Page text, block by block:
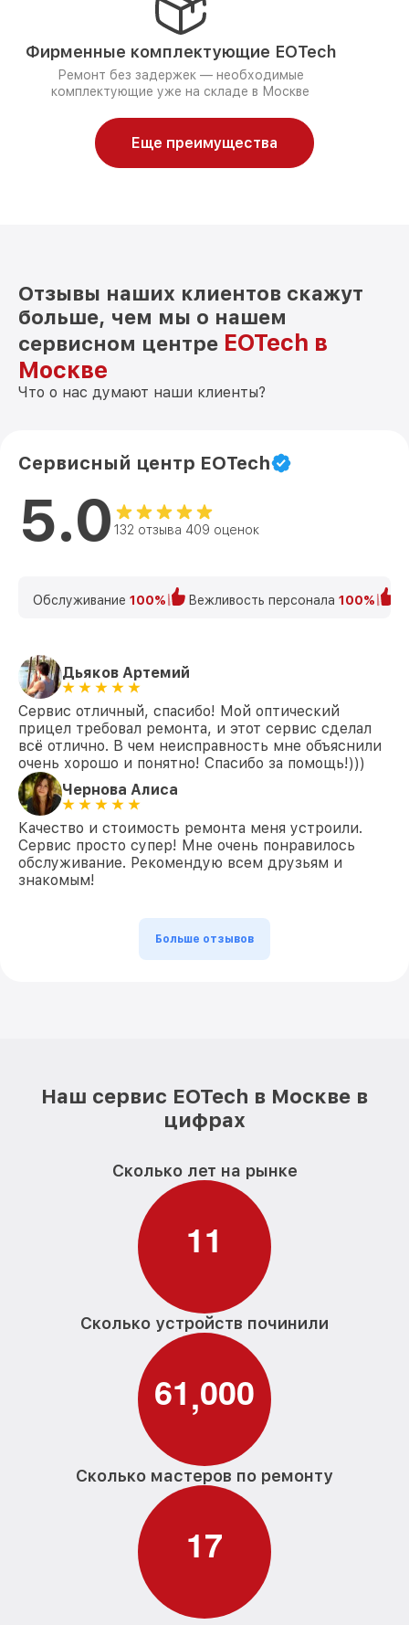
Фирменные комплектующие EOTech
Ремонт без задержек — необходимые
комплектующие уже на складе в Москве
Еще преимущества
Отзывы наших клиентов скажут
больше, чем мы о нашем
сервисном центре EOTech в
Москве
Что о нас думают наши клиенты?
Сервисный центр EOTech
5.0 132 отзыва 409 оценок
Обслуживание 100% Вежливость персонала 100%
Дьяков Артемий
Сервис отличный, спасибо! Мой оптический
прицел требовал ремонта, и этот сервис сделал
всё отлично. В чем неисправность мне объяснили
очень хорошо и понятно! Спасибо за помощь!)))
Чернова Алиса
Качество и стоимость ремонта меня устроили.
Сервис просто супер! Мне очень понравилось
обслуживание. Рекомендую всем друзьям и
знакомым!
Больше отзывов
Наш сервис EOTech в Москве в
цифрах
Сколько лет на рынке
11
Сколько устройств починили
61,000
Сколько мастеров по ремонту
17